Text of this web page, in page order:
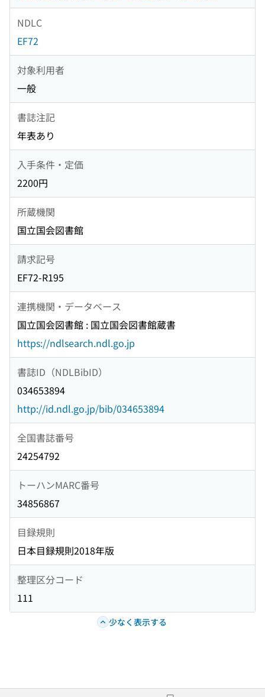
NDLC
EF72
対象利用者
一般
書誌注記
年表あり
入手条件・定価
2200円
所蔵機関
国立国会図書館
請求記号
EF72-R195
連携機関・データベース
国立国会図書館 : 国立国会図書館蔵書
https://ndlsearch.ndl.go.jp
書誌ID（NDLBibID）
034653894
http://id.ndl.go.jp/bib/034653894
全国書誌番号
24254792
トーハンMARC番号
34856867
目録規則
日本目録規則2018年版
整理区分コード
111
少なく表示する